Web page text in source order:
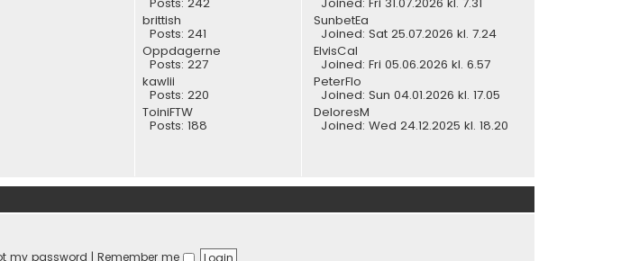
t
t
o
t
e
t
o
t
e
a
e
s
t
p
brittish
Posts: 241
Oppdagerne
Posts: 227
kawlii
Posts: 220
ToiniFTW
Posts: 188
SunbetEa
Joined: Sat 25.07.2026 kl. 7.24
ElvisCal
Joined: Fri 05.06.2026 kl. 6.57
PeterFlo
Joined: Sun 04.01.2026 kl. 17.05
DeloresM
Joined: Wed 24.12.2025 kl. 18.20
my password | Remember me